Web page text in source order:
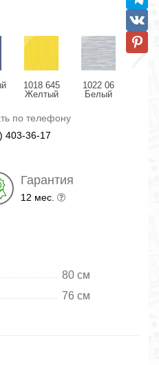
1018 645
Желтый
глянец
1022 06
Белый
по телефону
403-36-17
Гарантия
12 мес.
80 см
76 см